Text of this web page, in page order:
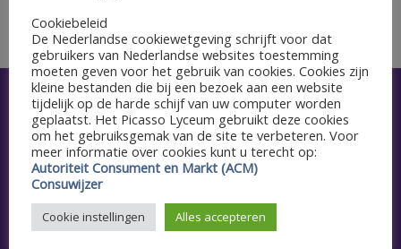
Snel naar
Aanmelden
Agenda
Schoolgids
Cookiebeleid
De Nederlandse cookiewetgeving schrijft voor dat
gebruikers van Nederlandse websites toestemming
moeten geven voor het gebruik van cookies. Cookies zijn
kleine bestanden die bij een bezoek aan een website
tijdelijk op de harde schijf van uw computer worden
geplaatst. Het Picasso Lyceum gebruikt deze cookies
om het gebruiksgemak van de site te verbeteren. Voor
meer informatie over cookies kunt u terecht op:
Autoriteit Consument en Markt (ACM)
Consuwijzer
Cookie instellingen Alles accepteren